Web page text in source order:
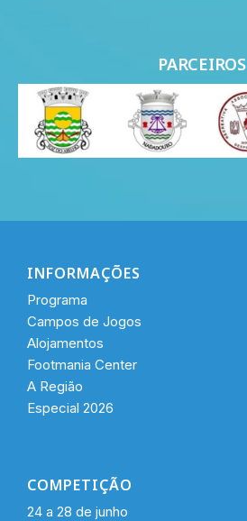
PARCEIROS
INFORMAÇÕES
Programa
Campos de Jogos
Alojamentos
Footmania Center
A Região
Especial 2026
COMPETIÇÃO
24 a 28 de junho